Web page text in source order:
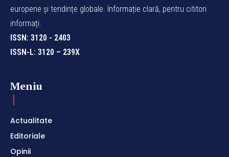
europene și tendințe globale. Informație clară, pentru cititori
informați.
ISSN: 3120 - 2403
ISSN-L: 3120 – 239X
Meniu
Actualitate
Editoriale
Opinii